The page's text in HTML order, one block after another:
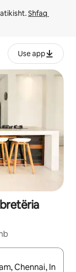
Shfaq
Use app
me butonat e